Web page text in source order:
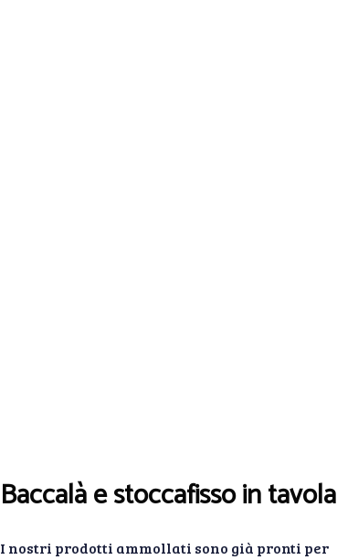
Baccalà e stoccafisso in tavola
I nostri prodotti ammollati sono già pronti per